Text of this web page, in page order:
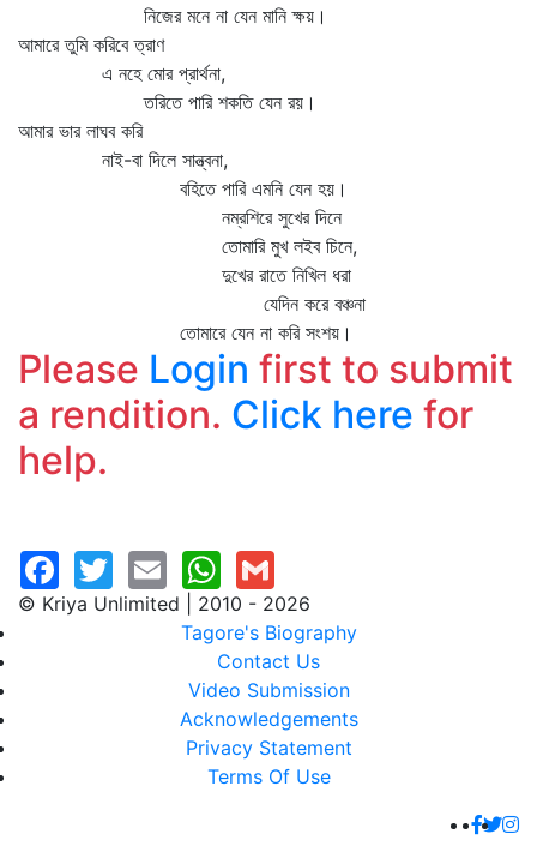
নিজের মনে না যেন মানি ক্ষয়।
আমারে তুমি করিবে ত্রাণ
এ নহে মোর প্রার্থনা,
তরিতে পারি শকতি যেন রয়।
আমার ভার লাঘব করি
নাই-বা দিলে সান্ত্বনা,
বহিতে পারি এমনি যেন হয়।
নম্রশিরে সুখের দিনে
তোমারি মুখ লইব চিনে,
দুখের রাতে নিখিল ধরা
যেদিন করে বঞ্চনা
তোমারে যেন না করি সংশয়।
Please Login first to submit
a rendition. Click here for
help.
© Kriya Unlimited | 2010 - 2026
Tagore's Biography
Contact Us
Video Submission
Acknowledgements
Privacy Statement
Terms Of Use